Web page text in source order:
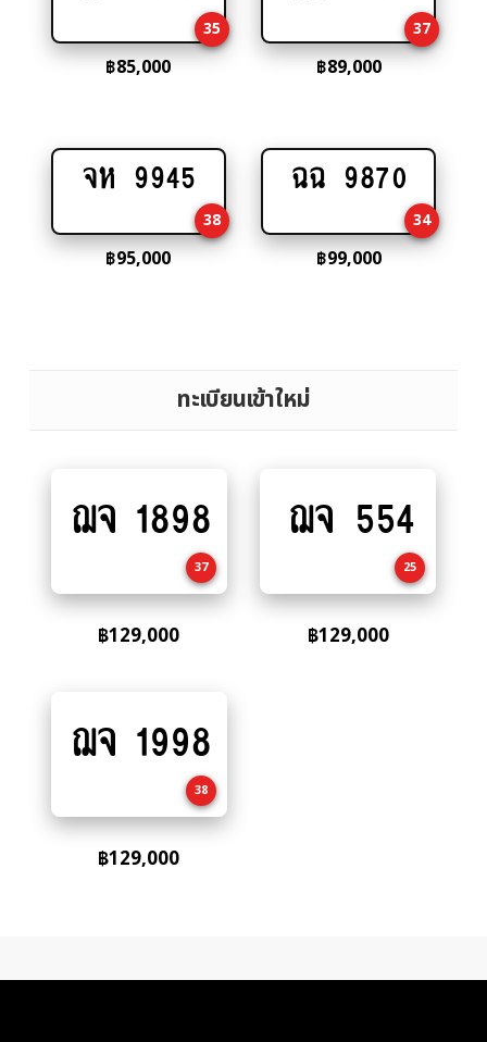
cart
35
฿85,000
cart
37
฿89,000
Add
cart
จห 9945
38
฿95,000
Add
cart
ฉฉ 9870
34
฿99,000
ทะเบียนเข้าใหม่
to
ฌจ 1898
37
฿129,000
to
ฌจ 554
25
฿129,000
to
ฌจ 1998
38
฿129,000